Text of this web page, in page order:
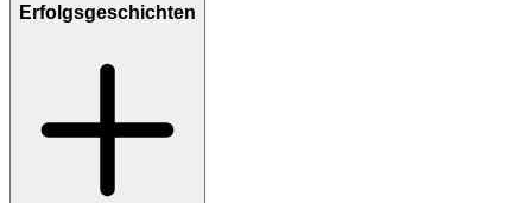
Erfolgsgeschichten